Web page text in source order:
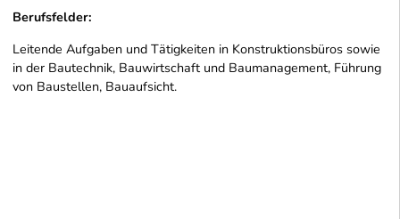
Berufsfelder:
Leitende Aufgaben und Tätigkeiten in Konstruktionsbüros sowie
in der Bautechnik, Bauwirtschaft und Baumanagement, Führung
von Baustellen, Bauaufsicht.